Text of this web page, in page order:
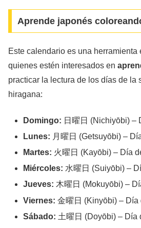
Aprende japonés
Este calendario es una herramienta
quienes estén interesados en
practicar la lectura de los días de la
hiragana:
Domingo: 日曜日 (Nichiyōbi) –
Lunes: 月曜日 (Getsuyōbi) –
Martes: 火曜日 (Kayōbi) – Día
Miércoles: 水曜日 (Suiyōbi) –
Jueves: 木曜日 (Mokuyōbi) –
Viernes: 金曜日 (Kinyōbi) – Día
Sábado: 土曜日 (Doyōbi) – Día